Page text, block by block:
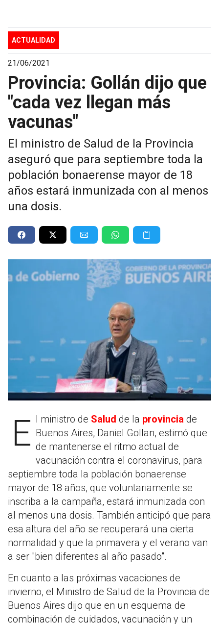
ACTUALIDAD
21/06/2021
Provincia: Gollán dijo que
"cada vez llegan más
vacunas"
El ministro de Salud de la Provincia
aseguró que para septiembre toda la
población bonaerense mayor de 18
años estará inmunizada con al menos
una dosis.
El ministro de Salud de la provincia de
Buenos Aires, Daniel Gollan, estimó que
de mantenerse el ritmo actual de
vacunación contra el coronavirus, para
septiembre toda la población bonaerense
mayor de 18 años, que voluntariamente se
inscriba a la campaña, estará inmunizada con
al menos una dosis. También anticipó que para
esa altura del año se recuperará una cierta
normalidad y que la primavera y el verano van
a ser "bien diferentes al año pasado".
En cuanto a las próximas vacaciones de
invierno, el Ministro de Salud de la Provincia de
Buenos Aires dijo que en un esquema de
combinación de cuidados, vacunación y un